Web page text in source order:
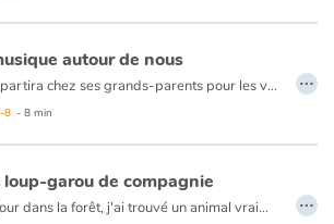
autour de nous
Sofia partira chez ses grands-parents pour les vacances. Elle quittera la plage près de chez elle, le chant des vagues et les murmures du sable, sachant que les sons de la forêt l’attendent. Parmi les pins sombres et les chênes majestueux, elle découvrira la mélodie de la forêt, les sons d’un renard, d’une chouette et d’un loup. En arrivant à la clairière du bois où la lune trône, elle sentira le vent souffler comme au bord l’eau. Elle lèvera sa baguette invisible vers les étoiles, offrant en cadeau à la forêt la musique de la mer.
8 - 8 min
…
loup-garou de compagnie
« Un jour dans la forêt, j'ai trouvé un animal vraiment trop mignon. Il est tout de suite devenu mon loup-garou de compagnie. » C'est l'histoire d'une petite fille insouciante et d'un loup-garou inoffensif... ou pas. Elle a décidé de jouer avec lui comme s'il s'agissait de l'une de ses poupées. Lui attend tout simplement le bon moment pour la déguster. Loïc Méhée remet au goût du jour les thèmes des contes classiques avec un humour noir et grinçant. À dévorer avec ses enfants... …